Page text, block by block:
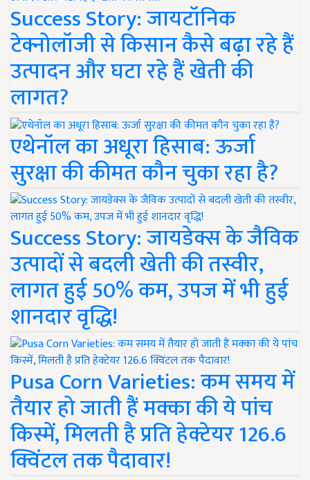
Success Story: जायटॉनिक
टेक्नोलॉजी से किसान कैसे बढ़ा रहे हैं
उत्पादन और घटा रहे हैं खेती की
लागत?
एथेनॉल का अधूरा हिसाब: ऊर्जा
सुरक्षा की कीमत कौन चुका रहा है?
Success Story: जायडेक्स के जैविक
उत्पादों से बदली खेती की तस्वीर,
लागत हुई 50% कम, उपज में भी हुई
शानदार वृद्धि!
Pusa Corn Varieties: कम समय में
तैयार हो जाती हैं मक्का की ये पांच
किस्में, मिलती है प्रति हेक्टेयर 126.6
क्विंटल तक पैदावार!